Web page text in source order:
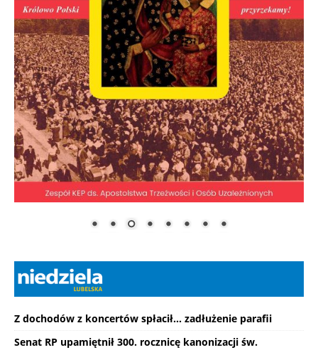
Z dochodów z koncertów spłacił... zadłużenie parafii
Senat RP upamiętnił 300. rocznicę kanonizacji św.